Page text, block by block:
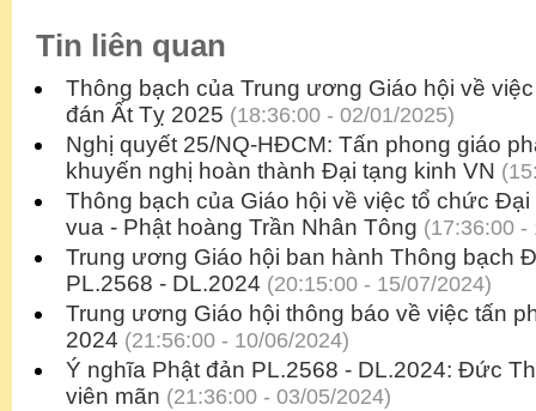
Tin liên quan
Thông bạch của Trung ương Giáo hội về
đán Ất Tỵ 2025 (18:36:00 - 02/01/2025)
Nghị quyết 25/NQ-HĐCM: Tấn phong giáo
khuyến nghị hoàn thành Đại tạng kinh VN
Thông bạch của Giáo hội về việc tổ chức
vua - Phật hoàng Trần Nhân Tông (17:36:00 -
Trung ương Giáo hội ban hành Thông bạch
PL.2568 - DL.2024 (20:15:00 - 15/07/2024)
Trung ương Giáo hội thông báo về việc tấn
2024 (21:56:00 - 10/06/2024)
Ý nghĩa Phật đản PL.2568 - DL.2024: Đức
viên mãn (21:36:00 - 03/05/2024)